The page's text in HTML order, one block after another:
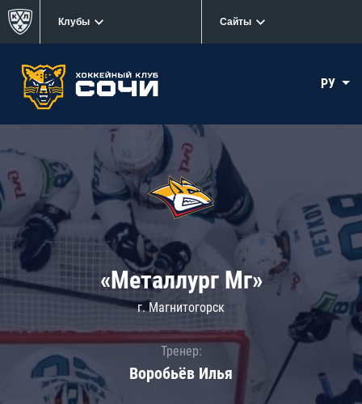
Клубы Сайты
РУ
«Металлург Мг»
г. Магнитогорск
Тренер:
Воробьёв Илья